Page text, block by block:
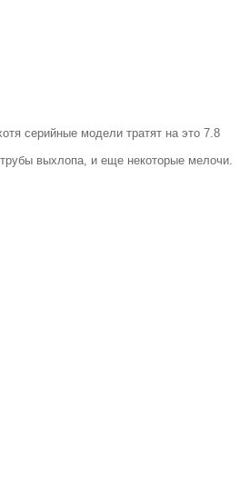
серийные модели тратят на это 7.8
выхлопа, и еще некоторые мелочи.